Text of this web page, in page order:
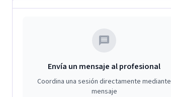
Envía un mensaje al profesional
Coordina una sesión directamente mediante
mensaje